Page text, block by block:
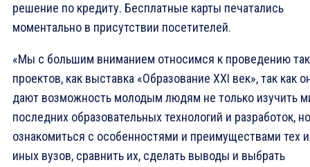
решение по кредиту. Бесплатные карты печатались
моментально в присутствии посетителей.
«Мы с большим вниманием относимся к проведению
проектов, как выставка «Образование XXI век», так как
дают возможность молодым людям не только изучить
последних образовательных технологий и разработок,
ознакомиться с особенностями и преимуществами тех
иных вузов, сравнить их, сделать выводы и выбрать